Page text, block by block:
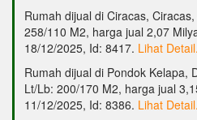
Rumah dijual di Ciracas,
258/110 M2, harga jual 2,07
18/12/2025, Id: 8417. Lihat
Rumah dijual di Pondok Kelapa,
Lt/Lb: 200/170 M2, harga jual
11/12/2025, Id: 8386. Lihat